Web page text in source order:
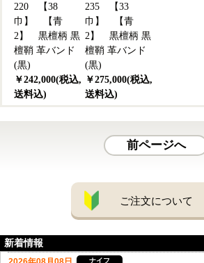
220 【38
巾】 【青
2】 黒檀柄 黒
檀鞘 革バンド
(黒)
￥242,000(税込,
送料込)
235 【33
巾】 【青
2】 黒檀柄 黒
檀鞘 革バンド
(黒)
￥275,000(税込,
送料込)
前ページへ
ご注文について
新着情報